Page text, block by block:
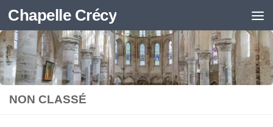
Skip to content
Chapelle Crécy
NON CLASSÉ